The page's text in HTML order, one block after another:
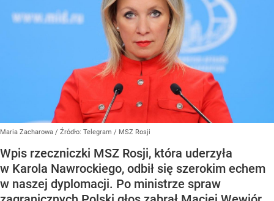
Maria Zacharowa / Źródło: Telegram / MSZ Rosji
Wpis rzeczniczki MSZ Rosji, która uderzyła
w Karola Nawrockiego, odbił się szerokim echem
w naszej dyplomacji. Po ministrze spraw